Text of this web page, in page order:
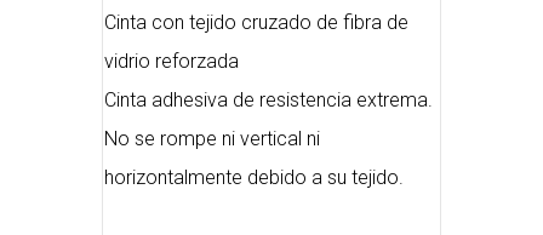
Cinta con tejido cruzado de fibra de
vidrio reforzada
Cinta adhesiva de resistencia extrema.
No se rompe ni vertical ni
horizontalmente debido a su tejido.